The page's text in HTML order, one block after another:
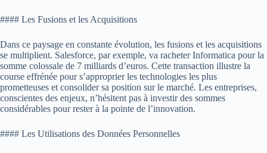
#### Les Fusions et les Acquisitions
Dans ce paysage en constante évolution, les fusions et les acquisitions
se multiplient. Salesforce, par exemple, va racheter Informatica pour la
somme colossale de 7 milliards d’euros. Cette transaction illustre la
course effrénée pour s’approprier les technologies les plus
prometteuses et consolider sa position sur le marché. Les entreprises,
conscientes des enjeux, n’hésitent pas à investir des sommes
considérables pour rester à la pointe de l’innovation.
#### Les Utilisations des Données Personnelles